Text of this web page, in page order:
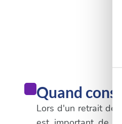
du
Quand
Lors d'un retrait de